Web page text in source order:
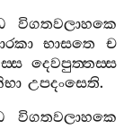
විගතවලාහකෙ
භාසතෙ
ච
දෙවපුත‍්තස‍්ස
උපදංසෙති.
විගතවලාහකෙ